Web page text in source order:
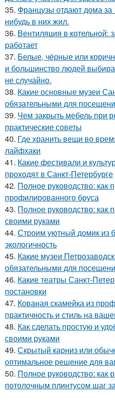
35. Французы отдают дома
нибудь в них жил.
36. Вентиляция в котельной:
работает
37. Белые, чёрные или
и большинство людей
не случайно.
38. Какие основные музеи
обязательными для
39. Чем закрыть мебель при
практические советы
40. Где хранить вещи во
лайфхаки
41. Какие фестивали и
проходят в Санкт-Петербурге
42. Полное руководство: как
профилированного бруса
43. Полное руководство: как
своими руками
44. Строим уютный домик из
экологичность
45. Какие музеи
обязательными для
46. Какие театры Санкт-
постановки
47. Кованая скамейка из
практичность и стиль на
48. Как сделать простую и
своими руками
49. Скрытый карниз или
оптимальное решение для
50. Полное руководство: как
потолочным плинтусом шаг